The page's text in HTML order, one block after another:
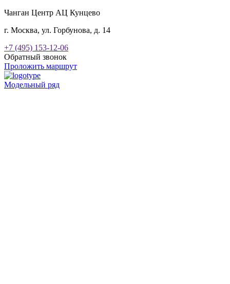
Чанган Центр АЦ Кунцево
г. Москва, ул. Горбунова, д. 14
+7 (495) 153-12-06
Обратный звонок
Проложить маршрут
Модельный ряд